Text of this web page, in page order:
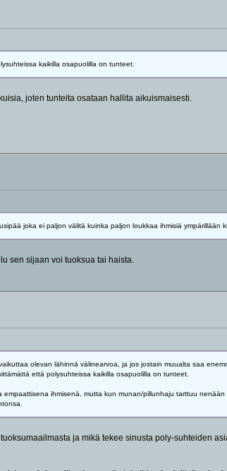
kaikilla osapuolilla on tunteet.
joten tunteita osataan hallita aikuismaisesti.
joka ei paljon välitä kuinka paljon loukkaa ihmisiä ympärillään
sen sijaan voi tuoksua tai haista.
olevan lähinnä välinearvoa, ja jos jostain muualta saa
että polysuhteissa kaikilla osapuolilla on tunteet.
ihmisenä, mutta kun munan/pillunhaju tarttuu
ja mikä tekee sinusta poly-suhteiden